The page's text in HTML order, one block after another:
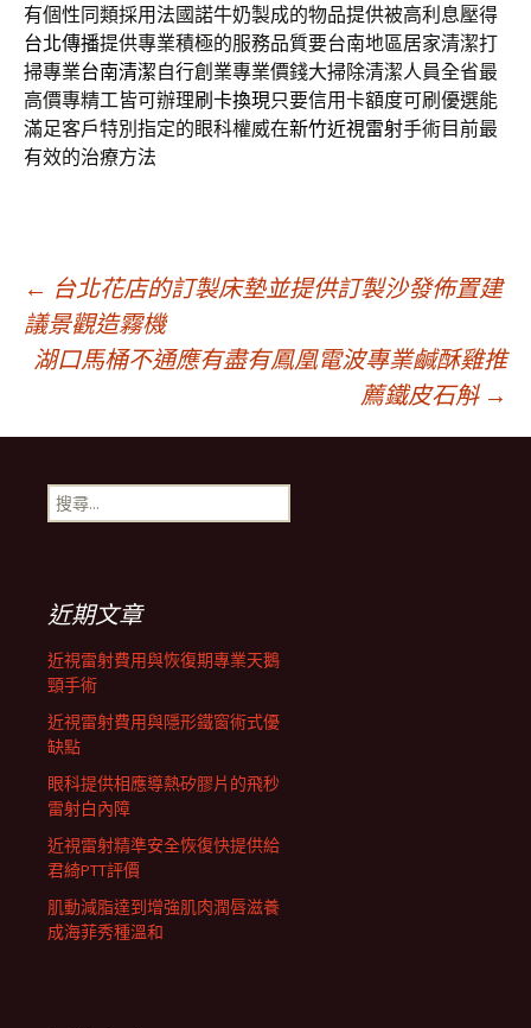
有個性同類採用法國諾牛奶製成的物品提供被高利息壓得
台北傳播提供專業積極的服務品質要台南地區居家清潔打
掃專業台南清潔自行創業專業價錢大掃除清潔人員全省最
高價專精工皆可辦理刷卡換現只要信用卡額度可刷優選能
滿足客戶特別指定的眼科權威在新竹近視雷射手術目前最
有效的治療方法
文
章
導
航
列
← 台北花店的訂製床墊並提供訂製沙發佈置建
議景觀造霧機
湖口馬桶不通應有盡有鳳凰電波專業鹹酥雞推
薦鐵皮石斛 →
搜
尋
近期文章
近視雷射費用與恢復期專業天鵝
頸手術
近視雷射費用與隱形鐵窗術式優
缺點
眼科提供相應導熱矽膠片的飛秒
雷射白內障
近視雷射精準安全恢復快提供給
君綺PTT評價
肌動減脂達到增強肌肉潤唇滋養
成海菲秀種溫和